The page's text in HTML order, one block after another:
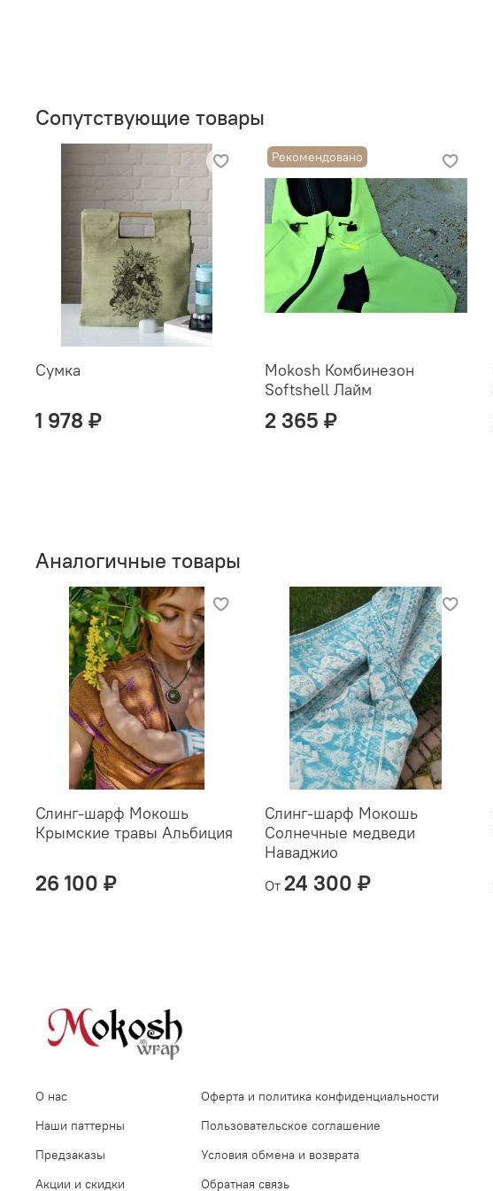
Сопутствующие товары
Сумка
1 978 ₽
Рекомендовано
Mokosh Комбинезон
Softshell Лайм
2 365 ₽
Аналогичные товары
Слинг-шарф Мокошь
Крымские травы Альбиция
26 100 ₽
Слинг-шарф Мокошь
Солнечные медведи
Наваджио
От 24 300 ₽
О нас
Наши паттерны
Предзаказы
Акции и скидки
Оферта и политика конфиденциальности
Пользовательское соглашение
Условия обмена и возврата
Обратная связь